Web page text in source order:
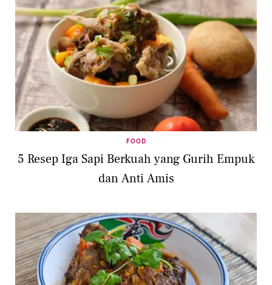
FOOD
5 Resep Iga Sapi Berkuah yang Gurih Empuk
dan Anti Amis